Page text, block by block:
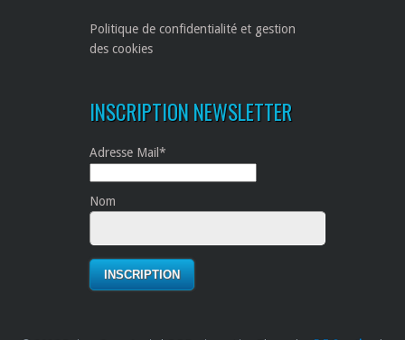
Politique de confidentialité et gestion
des cookies
INSCRIPTION NEWSLETTER
Adresse Mail*
Nom